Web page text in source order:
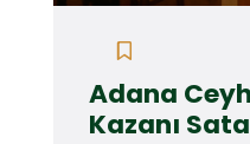
Adana
Kazanı